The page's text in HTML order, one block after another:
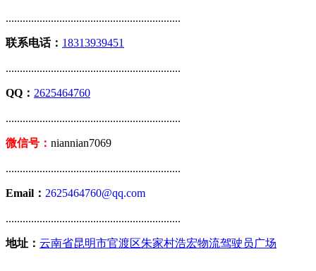
..............................................................
联系电话： 18313939451
..............................................................
QQ： 2625464760
..............................................................
微信号： niannian7069
..............................................................
Email： 2625464760@qq.com
..............................................................
地址： 云南省昆明市官渡区朱家村浩宏物流驾驶员广场